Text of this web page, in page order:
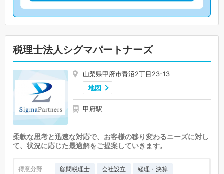
税理士法人シグマパートナーズ
山梨県甲府市青沼2丁目23-13
地図
甲府駅
柔軟な思考と迅速な対応で、お客様の移り変わるニーズに対し
て、状況に応じた最適解をご提案していきます。
得意分野 顧問税理士 会社設立 経理・決算